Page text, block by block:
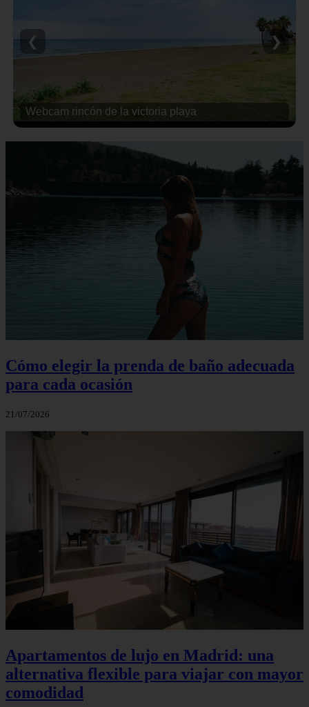
Webcam rincón de la victoria playa
❮ ❯
Cómo elegir la prenda de baño adecuada
para cada ocasión
21/07/2026
Apartamentos de lujo en Madrid: una
alternativa flexible para viajar con mayor
comodidad